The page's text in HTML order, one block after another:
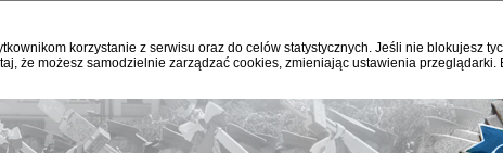
korzystanie z serwisu oraz do celów statystycznych. Jeśli nie blokujesz
że możesz samodzielnie zarządzać cookies, zmieniając ustawienia